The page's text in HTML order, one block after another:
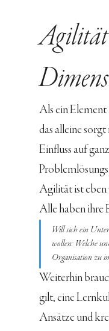
Agilität
Als ein Element
das alleine
Einfluss auf
Agilität ist eben
Alle haben ihre
Will sich ein
wollen: Welche
Organisation zu
Weiterhin
gilt, eine
Ansätze und